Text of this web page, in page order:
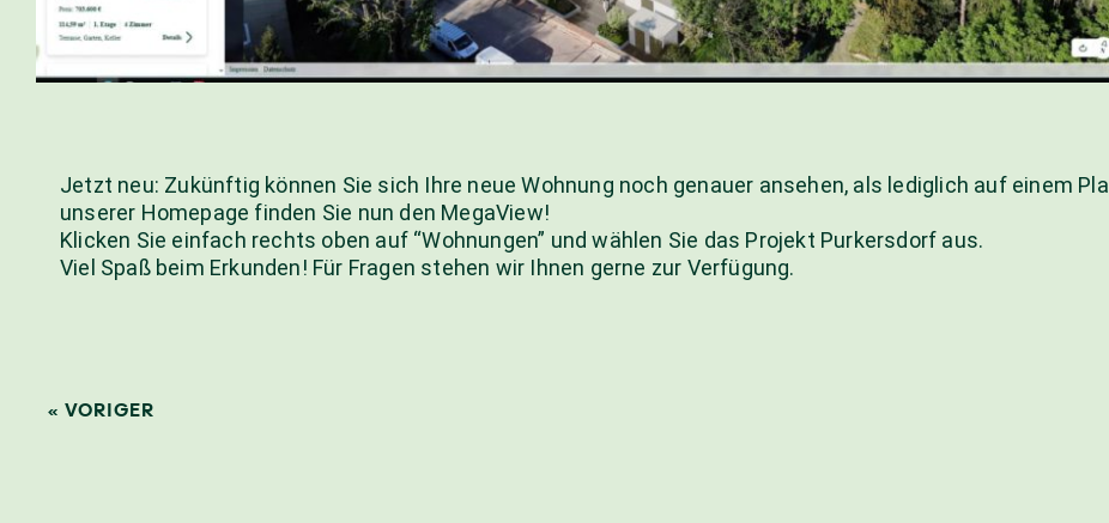
Jetzt neu: Zukünftig können Sie sich Ihre neue Wohnung noch genauer ansehen, als lediglich auf einem
unserer Homepage finden Sie nun den MegaView!
Klicken Sie einfach rechts oben auf “Wohnungen” und wählen Sie das Projekt Purkersdorf aus.
Viel Spaß beim Erkunden! Für Fragen stehen wir Ihnen gerne zur Verfügung.
« VORIGER